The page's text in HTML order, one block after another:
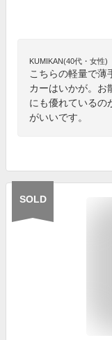
KUMIKAN(40代・女性)
こちらの軽量で薄
カーはいかが。お
にも優れているの
がいいです。
SOLD